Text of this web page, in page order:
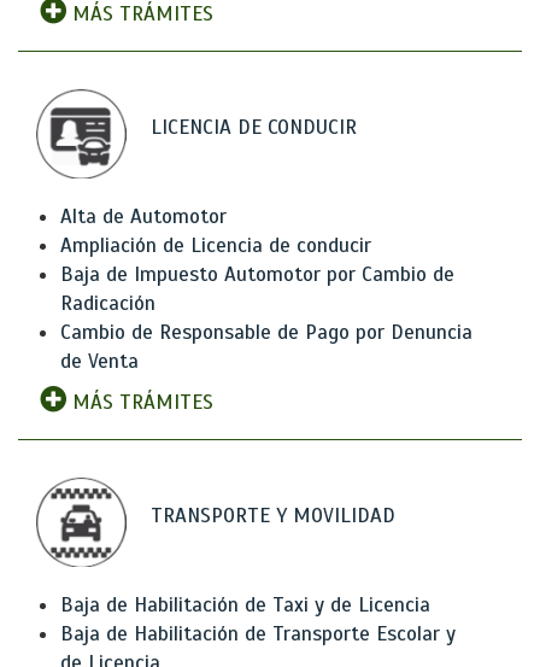
MÁS TRÁMITES
LICENCIA DE CONDUCIR
Alta de Automotor
Ampliación de Licencia de conducir
Baja de Impuesto Automotor por Cambio de
Radicación
Cambio de Responsable de Pago por Denuncia
de Venta
MÁS TRÁMITES
TRANSPORTE Y MOVILIDAD
Baja de Habilitación de Taxi y de Licencia
Baja de Habilitación de Transporte Escolar y